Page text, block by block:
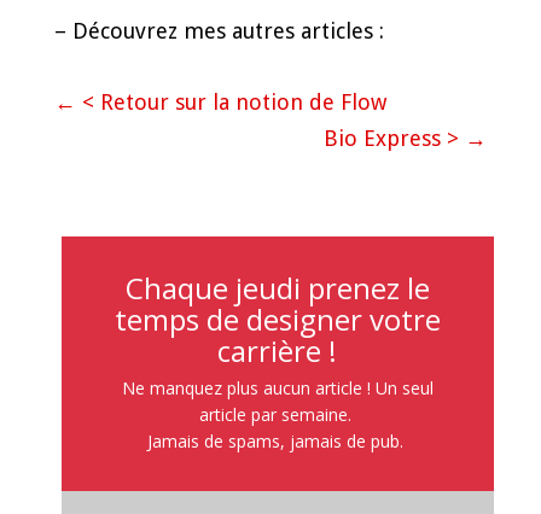
– Découvrez mes autres articles :
← < Retour sur la notion de Flow
Bio Express > →
Chaque jeudi prenez le
temps de designer votre
carrière !
Ne manquez plus aucun article ! Un seul
article par semaine.
Jamais de spams, jamais de pub.